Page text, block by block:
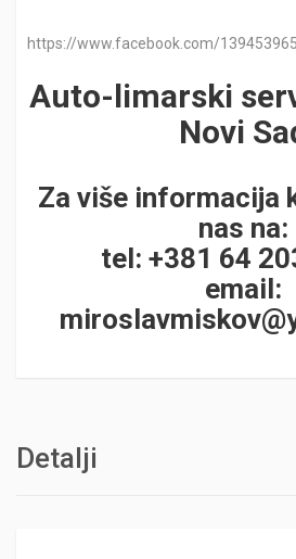
https://www.facebook.com/
Auto-limarski
Novi
Za više informacija
nas na:
tel: +381 64
email:
Detalji